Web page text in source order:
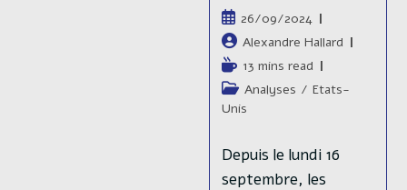
Publication
publiée :
26/09/2024
Auteur/autrice
de
la
publication :
Alexandre Hallard
Temps
de
lecture :
13 mins read
Post
category:
Analyses / Etats-
Unis
Depuis le lundi 16
septembre, les